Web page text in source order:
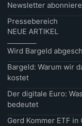
Newsletter
Pressebereich
NEUE ARTIKEL
Wird Bargeld
Bargeld: Warum wir
kostet
Der digitale Euro:
bedeutet
Gerd Kommer ETF